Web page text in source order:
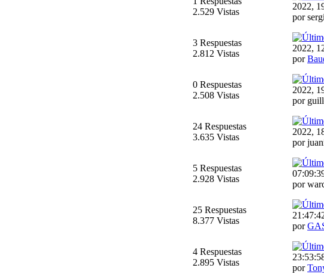
2.529 Vistas
2022,
por
3 Respuestas
2.812 Vistas
2022,
por
0 Respuestas
2.508 Vistas
2022,
por
24 Respuestas
3.635 Vistas
2022,
por
5 Respuestas
2.928 Vistas
por
25 Respuestas
8.377 Vistas
por
4 Respuestas
2.895 Vistas
por